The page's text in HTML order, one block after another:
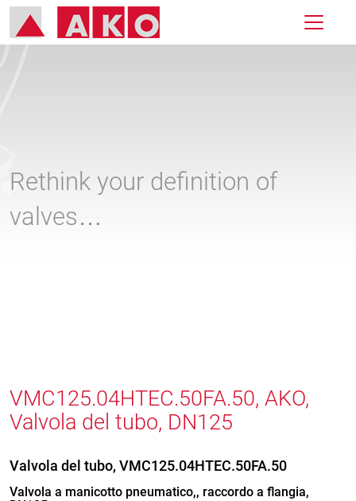
Rethink your definition of
valves…
VMC125.04HTEC.50FA.50, AKO,
Valvola del tubo, DN125
Valvola del tubo, VMC125.04HTEC.50FA.50
Valvola a manicotto pneumatico,, raccordo a flangia,